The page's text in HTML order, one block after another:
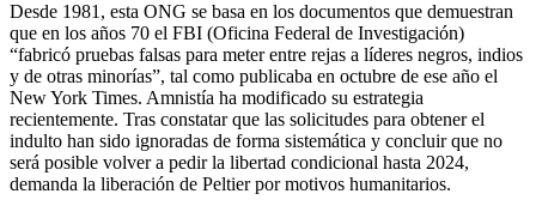
Desde 1981, esta ONG se basa en los documentos que demuestran
que en los años 70 el FBI (Oficina Federal de Investigación)
“fabricó pruebas falsas para meter entre rejas a líderes negros, indios
y de otras minorías”, tal como publicaba en octubre de ese año el
New York Times. Amnistía ha modificado su estrategia
recientemente. Tras constatar que las solicitudes para obtener el
indulto han sido ignoradas de forma sistemática y concluir que no
será posible volver a pedir la libertad condicional hasta 2024,
demanda la liberación de Peltier por motivos humanitarios.